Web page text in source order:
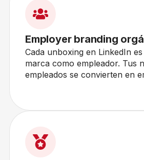
Employer branding
Cada unboxing en LinkedIn
marca como empleador. Tus
empleados se convierten en